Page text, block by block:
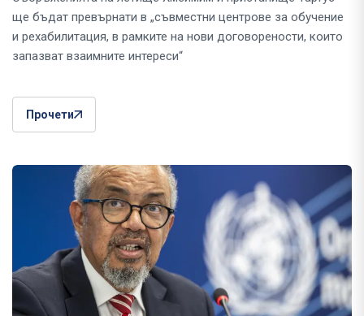
ще бъдат превърнати в „съвместни центрове за обучение
и рехабилитация, в рамките на нови договорености, които
запазват взаимните интереси“
Прочети